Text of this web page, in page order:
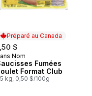
Préparé au Canada
$
au Canada
Nom
Fumées
Format Club
kg, 0,50 $/100g